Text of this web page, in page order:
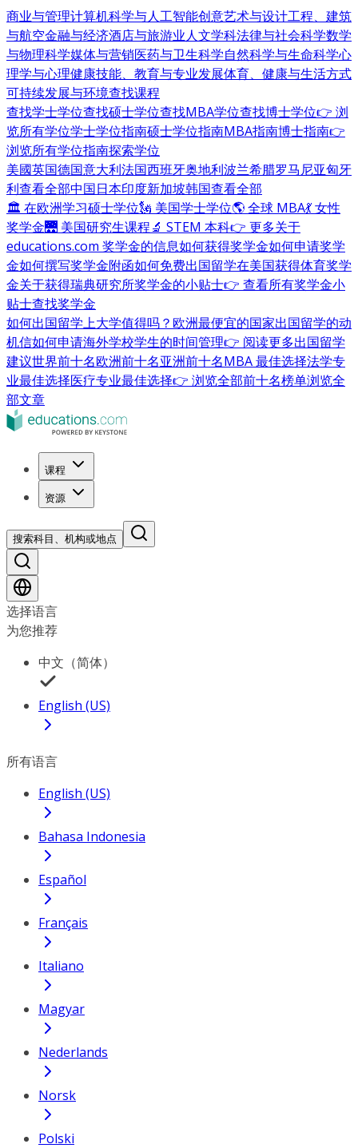
商业与管理计算机科学与人工智能创意艺术与设计工程、建筑
与航空金融与经济酒店与旅游业人文学科法律与社会科学数学
与物理科学媒体与营销医药与卫生科学自然科学与生命科学心
理学与心理健康技能、教育与专业发展体育、健康与生活方式
可持续发展与环境查找课程
查找学士学位查找硕士学位查找MBA学位查找博士学位👉 浏
览所有学位学士学位指南硕士学位指南MBA指南博士指南👉
浏览所有学位指南探索学位
美國英国德国意大利法国西班牙奥地利波兰希腊罗马尼亚匈牙
利查看全部中国日本印度新加坡韩国查看全部
🏛 在欧洲学习硕士学位🗽 美国学士学位🌎 全球 MBA💃 女性
奖学金🌉 美国研究生课程🔬 STEM 本科👉 更多关于
educations.com 奖学金的信息如何获得奖学金如何申请奖学
金如何撰写奖学金附函如何免费出国留学在美国获得体育奖学
金关于获得瑞典研究所奖学金的小贴士👉 查看所有奖学金小
贴士查找奖学金
如何出国留学上大学值得吗？ 欧洲最便宜的国家出国留学的动
机信如何申请海外学校学生的时间管理👉 阅读更多出国留学
建议世界前十名欧洲前十名亚洲前十名MBA 最佳选择法学专
业最佳选择医疗专业最佳选择👉 浏览全部前十名榜单浏览全
部文章
课程
资源
搜索科目、机构或地点
选择语言
为您推荐
中文（简体）
English (US)
所有语言
English (US)
Bahasa Indonesia
Español
Français
Italiano
Magyar
Nederlands
Norsk
Polski